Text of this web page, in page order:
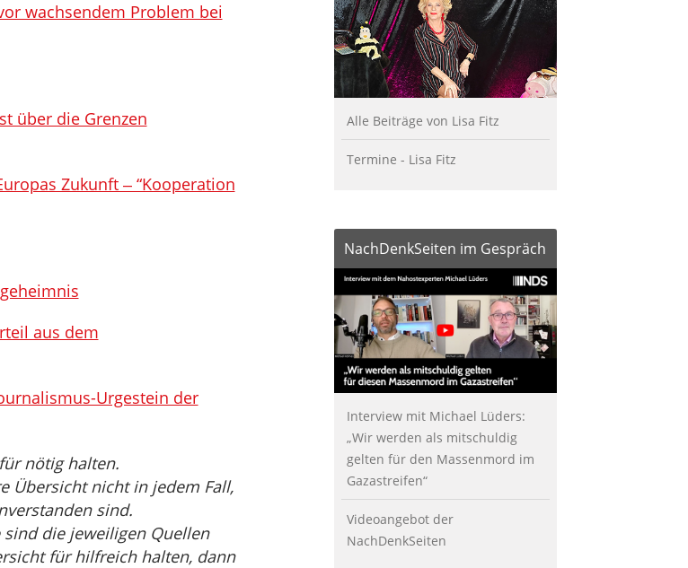
wachsendem Problem bei
über die Grenzen
Zukunft ‒ “Kooperation
aus dem
Urgestein der
nötig halten.
Übersicht nicht in jedem Fall,
sind.
die jeweiligen Quellen
für hilfreich halten, dann
Alle Beiträge von Lisa Fitz
Termine - Lisa Fitz
NachDenkSeiten im Gespräch
Interview mit Michael Lüders:
„Wir werden als mitschuldig
gelten für den Massenmord im
Gazastreifen“
Videoangebot der
NachDenkSeiten